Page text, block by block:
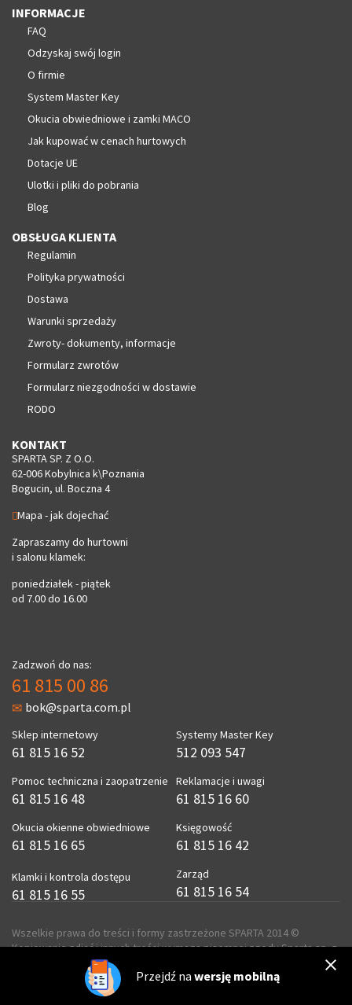
INFORMACJE
FAQ
Odzyskaj swój login
O firmie
System Master Key
Okucia obwiedniowe i zamki MACO
Jak kupować w cenach hurtowych
Dotacje UE
Ulotki i pliki do pobrania
Blog
OBSŁUGA KLIENTA
Regulamin
Polityka prywatności
Dostawa
Warunki sprzedaży
Zwroty- dokumenty, informacje
Formularz zwrotów
Formularz niezgodności w dostawie
RODO
KONTAKT
SPARTA SP. Z O.O.
62-006 Kobylnica k\Poznania
Bogucin, ul. Boczna 4
Mapa - jak dojechać
Zapraszamy do hurtowni
i salonu klamek:
poniedziałek - piątek
od 7.00 do 16.00
Zadzwoń do nas:
61 815 00 86
bok@sparta.com.pl
Sklep internetowy
61 815 16 52
Pomoc techniczna i zaopatrzenie
61 815 16 48
Okucia okienne obwiedniowe
61 815 16 65
Klamki i kontrola dostępu
61 815 16 55
Systemy Master Key
512 093 547
Reklamacje i uwagi
61 815 16 60
Księgowość
61 815 16 42
Zarząd
61 815 16 54
Wszelkie prawa do treści i formy zastrzeżone SPARTA 2014 ©
Kopiowanie zdjęć i innych treści wymaga pisemnej zgody Sparta sp. z
realizacja
Przejdź na wersję mobilną